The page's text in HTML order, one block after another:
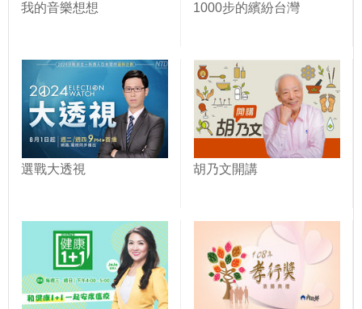
我的音樂想想 1000步的繽紛台灣
選戰大透視 胡乃文開講